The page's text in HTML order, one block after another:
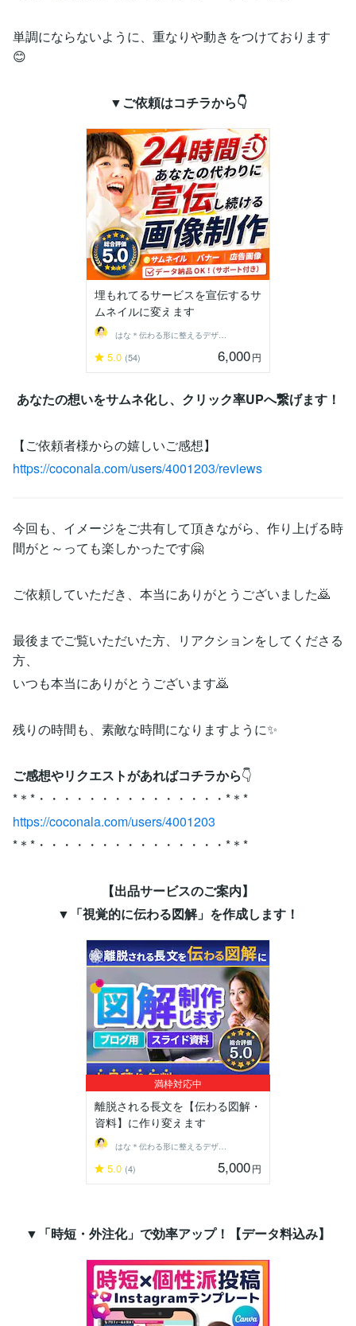
単調にならないように、重なりや動きをつけております
😊
▼ご依頼はコチラから👇
埋もれてるサービスを宣伝するサ
ムネイルに変えます
はな＊伝わる形に整えるデザイン秘書
5.0 (54) 6,000円
あなたの想いをサムネ化し、クリック率UPへ繋げます！
【ご依頼者様からの嬉しいご感想】
https://coconala.com/users/4001203/reviews
今回も、イメージをご共有して頂きながら、作り上げる時
間がと～っても楽しかったです🤗
ご依頼していただき、本当にありがとうございました🙇
最後までご覧いただいた方、リアクションをしてくださる
方、
いつも本当にありがとうございます🙇
残りの時間も、素敵な時間になりますように✨
ご感想やリクエストがあればコチラから👇
*＊*・・・・・・・・・・・・・・・*＊*
https://coconala.com/users/4001203
*＊*・・・・・・・・・・・・・・・*＊*
【出品サービスのご案内】
▼「視覚的に伝わる図解」を作成します！
満枠対応中
離脱される長文を【伝わる図解・
資料】に作り変えます
はな＊伝わる形に整えるデザイン秘書
5.0 (4) 5,000円
▼「時短・外注化」で効率アップ！【データ料込み】